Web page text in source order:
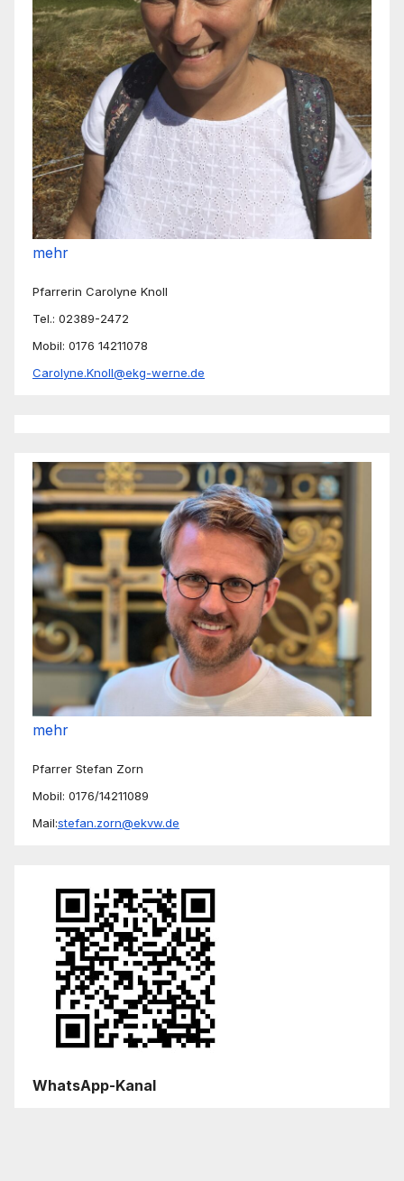
mehr
Pfarrerin Carolyne Knoll
Tel.: 02389-2472
Mobil: 0176 14211078
Carolyne.Knoll@ekg-werne.de
mehr
Pfarrer Stefan Zorn
Mobil: 0176/14211089
Mail:stefan.zorn@ekvw.de
WhatsApp-Kanal